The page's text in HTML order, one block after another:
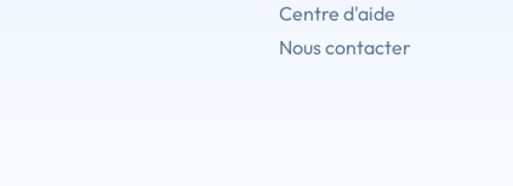
Centre d'aide
Nous contacter